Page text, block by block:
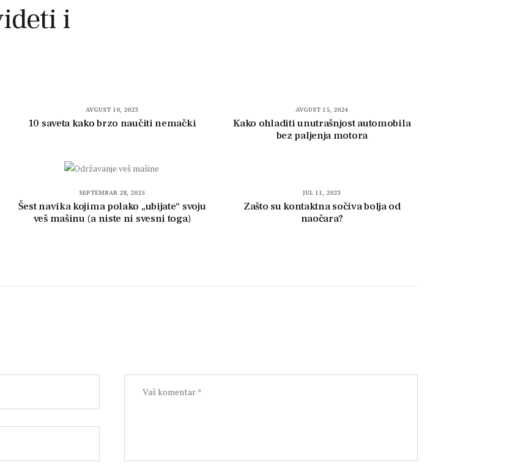
i
AVGUST 10, 2023
10 saveta kako brzo naučiti nemački
AVGUST 15, 2024
Kako ohladiti unutrašnjost automobila
bez paljenja motora
SEPTEMBAR 28, 2025
Šest navika kojima polako „ubijate“ svoju
veš mašinu (a niste ni svesni toga)
JUL 11, 2023
Zašto su kontaktna sočiva bolja od
naočara?